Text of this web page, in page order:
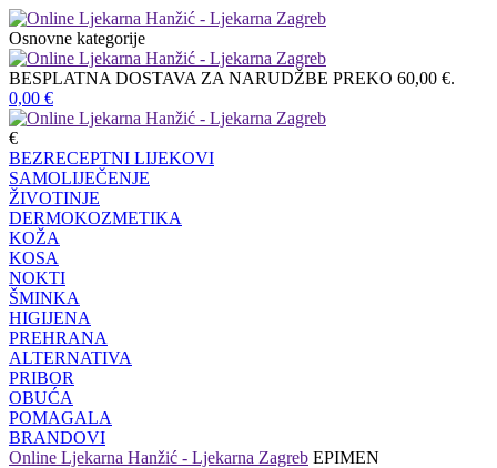
Osnovne kategorije
BESPLATNA DOSTAVA ZA NARUDŽBE PREKO 60,00 €.
0,00 €
€
BEZRECEPTNI LIJEKOVI
SAMOLIJEČENJE
ŽIVOTINJE
DERMOKOZMETIKA
KOŽA
KOSA
NOKTI
ŠMINKA
HIGIJENA
PREHRANA
ALTERNATIVA
PRIBOR
OBUĆA
POMAGALA
BRANDOVI
Online Ljekarna Hanžić - Ljekarna Zagreb EPIMEN